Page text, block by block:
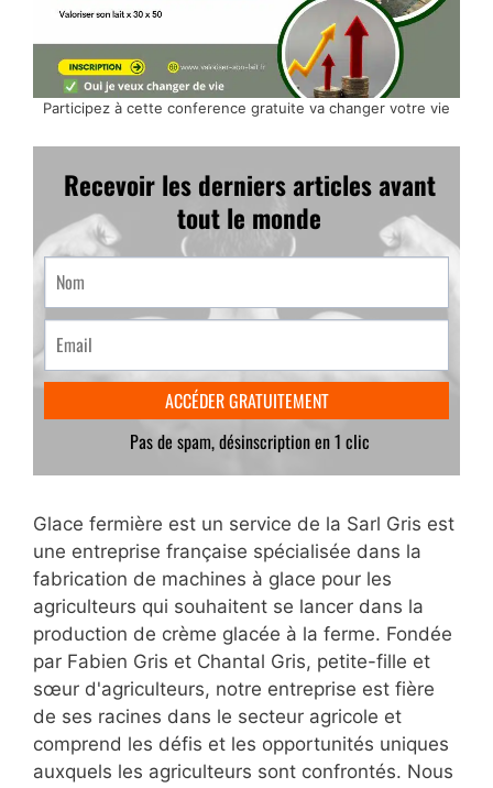
Participez à cette conference gratuite va changer votre vie
Glace fermière est un service de la Sarl Gris est
une entreprise française spécialisée dans la
fabrication de machines à glace pour les
agriculteurs qui souhaitent se lancer dans la
production de crème glacée à la ferme. Fondée
par Fabien Gris et Chantal Gris, petite-fille et
sœur d'agriculteurs, notre entreprise est fière
de ses racines dans le secteur agricole et
comprend les défis et les opportunités uniques
auxquels les agriculteurs sont confrontés. Nous